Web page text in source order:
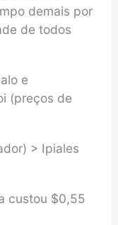
demais por
de todos
e
(preços de
> Ipiales
custou $0,55